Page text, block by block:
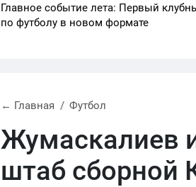
Главное событие лета: Первый
по футболу в новом формате
← Главная Футбол
Жумаскалиев
штаб сборной